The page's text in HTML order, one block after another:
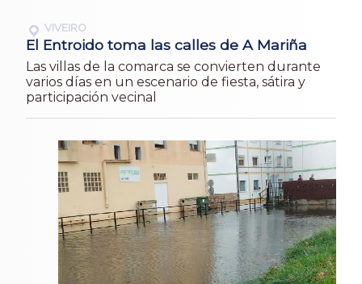
VIVEIRO
El Entroido toma las calles de A Mariña
Las villas de la comarca se convierten durante
varios días en un escenario de fiesta, sátira y
participación vecinal